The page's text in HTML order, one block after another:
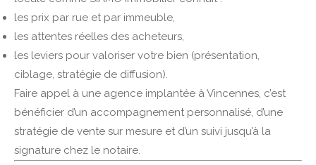
les prix par rue et par immeuble,
les attentes réelles des acheteurs,
les leviers pour valoriser votre bien (présentation,
ciblage, stratégie de diffusion).
Faire appel à une agence implantée à Vincennes, c’est
bénéficier d’un accompagnement personnalisé, d’une
stratégie de vente sur mesure et d’un suivi jusqu’à la
signature chez le notaire.